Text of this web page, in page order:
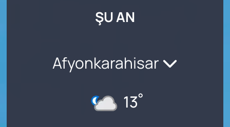
ŞU AN
Afyonkarahisar
13°
Son Dakika Haberleri